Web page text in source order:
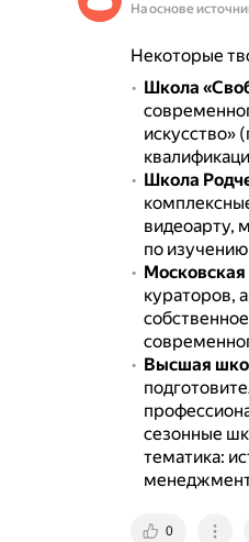
На основе
Некоторые
Школа
искусство»
Школа
видеоарту,
по
Московская
кураторов,
Высшая
сезонные
тематика:
менеджмент
0